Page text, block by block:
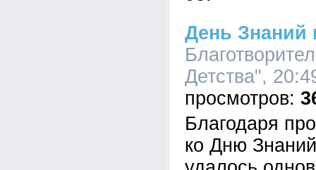
День Знаний
Детства",
Благодаря
ко Дню